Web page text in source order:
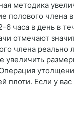
методика
полового члена
6 часа в день в
отмечают
члена реально
Если у вас